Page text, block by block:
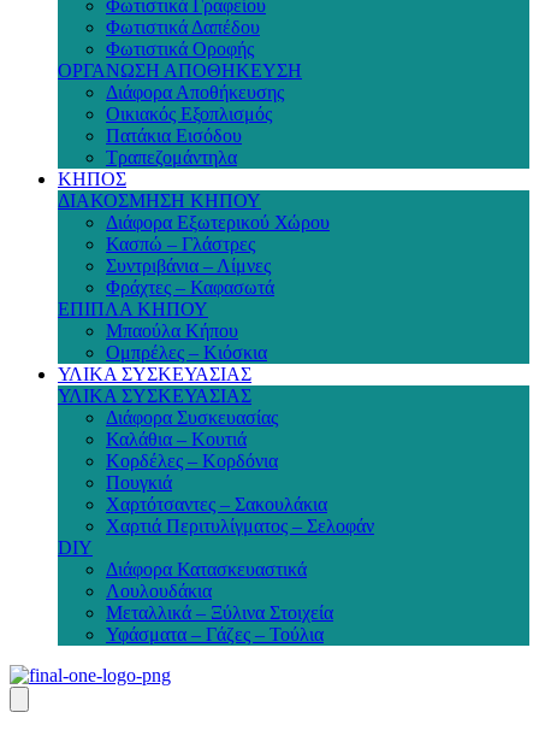
Φωτιστικά Γραφείου
Φωτιστικά Δαπέδου
Φωτιστικά Οροφής
ΟΡΓΑΝΩΣΗ ΑΠΟΘΗΚΕΥΣΗ
Διάφορα Αποθήκευσης
Οικιακός Εξοπλισμός
Πατάκια Εισόδου
Τραπεζομάντηλα
ΚΗΠΟΣ
ΔΙΑΚΟΣΜΗΣΗ ΚΗΠΟΥ
Διάφορα Εξωτερικού Χώρου
Κασπώ – Γλάστρες
Συντριβάνια – Λίμνες
Φράχτες – Καφασωτά
ΕΠΙΠΛΑ ΚΗΠΟΥ
Μπαούλα Κήπου
Ομπρέλες – Κιόσκια
ΥΛΙΚΑ ΣΥΣΚΕΥΑΣΙΑΣ
ΥΛΙΚΑ ΣΥΣΚΕΥΑΣΙΑΣ
Διάφορα Συσκευασίας
Καλάθια – Κουτιά
Κορδέλες – Κορδόνια
Πουγκιά
Χαρτότσαντες – Σακουλάκια
Χαρτιά Περιτυλίγματος – Σελοφάν
DIY
Διάφορα Κατασκευαστικά
Λουλουδάκια
Μεταλλικά – Ξύλινα Στοιχεία
Υφάσματα – Γάζες – Τούλια